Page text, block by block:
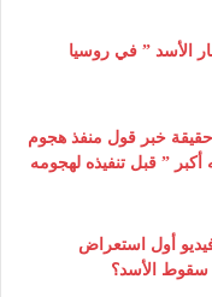
الأسد ” في روسيا
حقيقة خبر قول منفذ هجوم
أكبر ” قبل تنفيذه لهجومه
أول استعراض
الأسد؟